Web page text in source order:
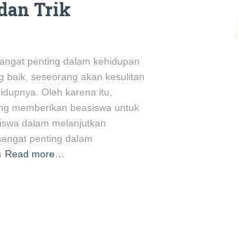
Trik
penting dalam kehidupan
baik, seseorang akan kesulitan
Oleh karena itu,
memberikan beasiswa untuk
dalam melanjutkan
penting dalam
Read more…